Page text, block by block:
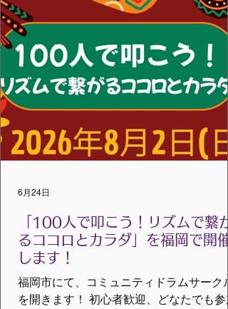
期中（9月末まで）見ることができます。
【内容と概要】 私たちは一人ひとり、独
の視点で世界を捉え、体験しています。社
会的な役割や周囲からの期待、外側からの
影響といったものを一枚めくった心の奥底
には、私たちがどう感じ、どう関わり、ど
う表現するかを形作る、本質的な「内なる
声」が存在しています。 そこは、直感や
発性が湧き上がる場所です。しかし、慌た
だしい日常や、外の世界ばかりに目を向け
分にある自分の「プレゼンス」との繋がり
を見失い、内面を育むことをつい後回しに
してしまいがちです。...
「100人で叩こう！リズムで繋が
るココロとカラダ」を福岡で開催
します！
福岡市にて、コミュニティドラムサークル
を開きます！ 初心者歓迎、どなたでも参
6月24日